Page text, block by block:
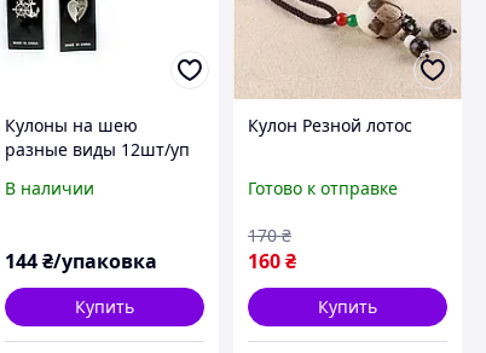
Кулоны на шею
разные виды 12шт/уп
В наличии
144 ₴/упаковка
Купить
Кулон Резной лотос
Готово к отправке
160₴
170 ₴
Купить